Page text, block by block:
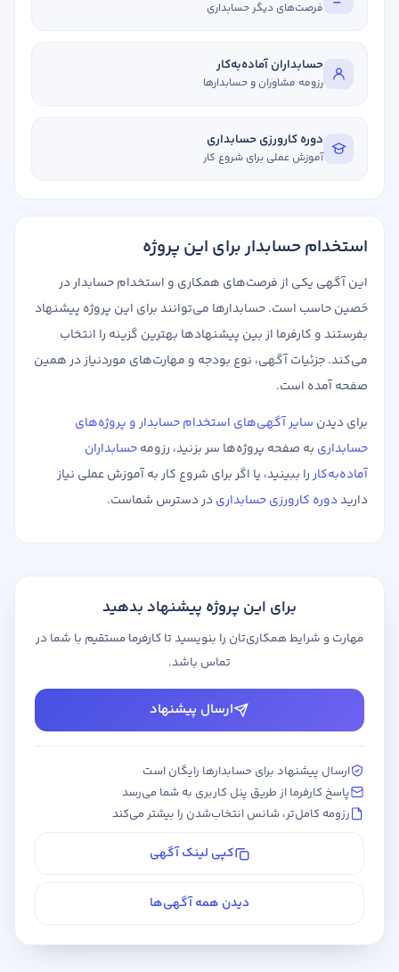
فرصت‌های دیگر حسابداری
حسابداران آماده‌به‌کار
رزومه مشاوران و حسابدارها
دوره کارورزی حسابداری
آموزش عملی برای شروع کار
استخدام حسابدار برای این پروژه
این آگهی یکی از فرصت‌های همکاری و استخدام حسابدار در
حَصین حاسب است. حسابدارها می‌توانند برای این پروژه پیشنهاد
بفرستند و کارفرما از بین پیشنهادها بهترین گزینه را انتخاب
می‌کند. جزئیات آگهی، نوع بودجه و مهارت‌های موردنیاز در همین
صفحه آمده است.
برای دیدن سایر آگهی‌های استخدام حسابدار و پروژه‌های
حسابداری به صفحه پروژه‌ها سر بزنید، رزومهحسابداران
آماده‌به‌کاررا ببینید، یا اگر برای شروع کار به آموزش عملی نیاز
داریددوره کارورزی حسابداریدر دسترس شماست.
برای این پروژه پیشنهاد بدهید
مهارت و شرایط همکاری‌تان را بنویسید تا کارفرما مستقیم با شما در
تماس باشد.
ارسال پیشنهاد
ارسال پیشنهاد برای حسابدارها رایگان است
پاسخ کارفرما از طریق پنل کاربری به شما می‌رسد
رزومه کامل‌تر، شانس انتخاب‌شدن را بیشتر می‌کند
کپی لینک آگهی
دیدن همه آگهی‌ها